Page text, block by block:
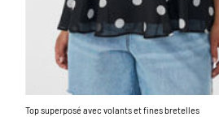
Top superposé avec volants et fines bretelles